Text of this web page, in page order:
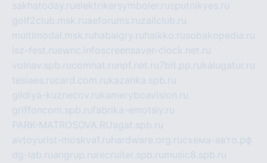
sakhatoday.ruelektrikersymboler.rusputnikyes.ru
golf2club.msk.ruaeforums.ruzallclub.ru
multimodal.msk.ru habaigry.ru haikko.rusobakopedia.ru
isz-fest.ruewnc.infoscreensaver-clock.net.ru
volnav.spb.rucomnat.ru npf.net.ru7bit.pp.rukalugatur.ru
tesiaes.rucard.com.rukazanka.spb.ru
gildiya-kuznecov.rukameryboavision.ru
griffoncom.spb.rufabrika-emotsiy.ru
PARK-MATROSOVA.RUagat.spb.ru
avtoyurist-moskva1.ru hardware.org.ruсхема-авто.рф
dg-lab.ruangrup.ru recruiter.spb.ru music8.spb.ru